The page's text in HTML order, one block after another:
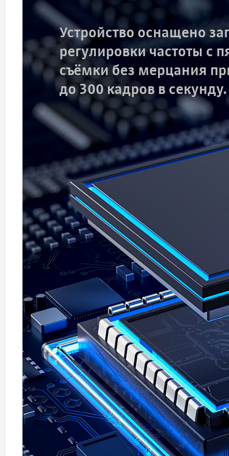
Устройство оснащено
регулировки частоты с
съёмки без мерцания
до 300 кадров в секунду.